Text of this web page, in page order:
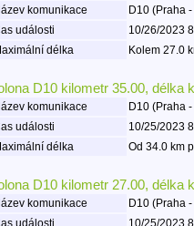
komunikace
D10 (Praha
události
10/26/2023
délka
Kolem 27.0
D10 kilometr 35.00, délka
komunikace
D10 (Praha
události
10/25/2023
délka
Od 34.0 km
D10 kilometr 27.00, délka
komunikace
D10 (Praha
události
10/25/2023